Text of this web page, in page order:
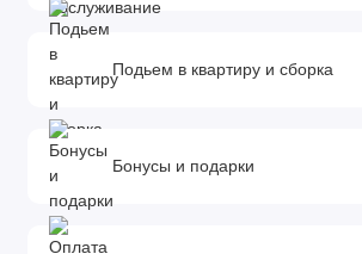
Подьем в квартиру и сборка
Бонусы и подарки